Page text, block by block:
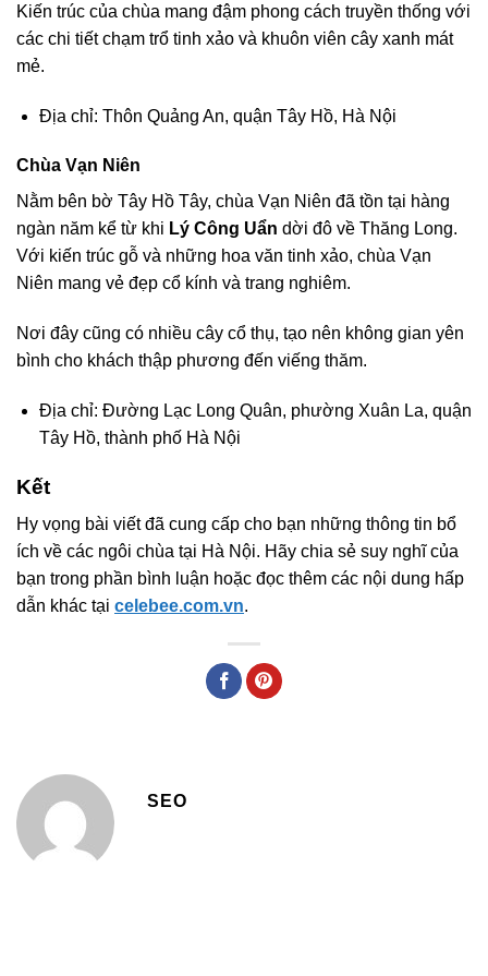
Kiến trúc của chùa mang đậm phong cách truyền thống với
các chi tiết chạm trổ tinh xảo và khuôn viên cây xanh mát
mẻ.
Địa chỉ: Thôn Quảng An, quận Tây Hồ, Hà Nội
Chùa Vạn Niên
Nằm bên bờ Tây Hồ Tây, chùa Vạn Niên đã tồn tại hàng
ngàn năm kể từ khi Lý Công Uẩn dời đô về Thăng Long.
Với kiến trúc gỗ và những hoa văn tinh xảo, chùa Vạn
Niên mang vẻ đẹp cổ kính và trang nghiêm.
Nơi đây cũng có nhiều cây cổ thụ, tạo nên không gian yên
bình cho khách thập phương đến viếng thăm.
Địa chỉ: Đường Lạc Long Quân, phường Xuân La, quận
Tây Hồ, thành phố Hà Nội
Kết
Hy vọng bài viết đã cung cấp cho bạn những thông tin bổ
ích về các ngôi chùa tại Hà Nội. Hãy chia sẻ suy nghĩ của
bạn trong phần bình luận hoặc đọc thêm các nội dung hấp
dẫn khác tại celebee.com.vn.
SEO